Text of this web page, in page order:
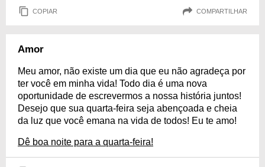
COPIAR COMPARTILHAR
Amor
Meu amor, não existe um dia que eu não agradeça por
ter você em minha vida! Todo dia é uma nova
oportunidade de escrevermos a nossa história juntos!
Desejo que sua quarta-feira seja abençoada e cheia
da luz que você emana na vida de todos! Eu te amo!
Dê boa noite para a quarta-feira!